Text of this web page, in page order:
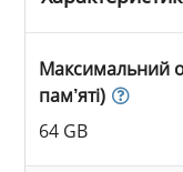
Максимальний
пам’яті)
64 GB